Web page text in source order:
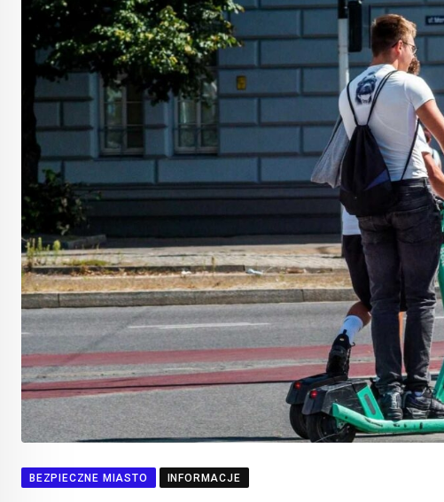
BEZPIECZNE MIASTO INFORMACJE